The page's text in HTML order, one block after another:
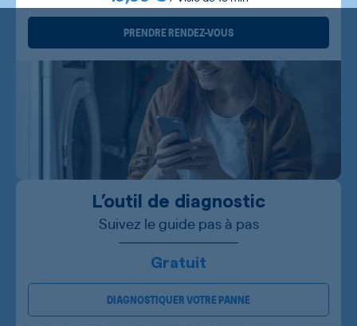
PRENDRE RENDEZ-VOUS
L’outil de diagnostic
Suivez le guide pas à pas
Gratuit
DIAGNOSTIQUER VOTRE PANNE